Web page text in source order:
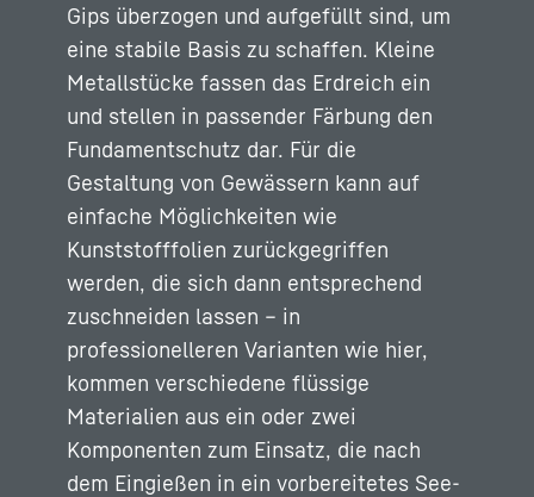
Gips überzogen und aufgefüllt sind, um
eine stabile Basis zu schaffen. Kleine
Metallstücke fassen das Erdreich ein
und stellen in passender Färbung den
Fundamentschutz dar. Für die
Gestaltung von Gewässern kann auf
einfache Möglichkeiten wie
Kunststofffolien zurückgegriffen
werden, die sich dann entsprechend
zuschneiden lassen – in
professionelleren Varianten wie hier,
kommen verschiedene flüssige
Materialien aus ein oder zwei
Komponenten zum Einsatz, die nach
dem Eingießen in ein vorbereitetes See-